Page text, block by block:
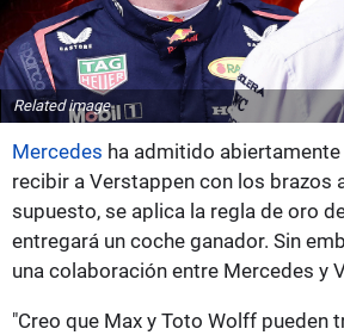
Related image
Mercedes ha admitido
recibir a Verstappen con los brazos
supuesto, se aplica la regla de oro
entregará un coche ganador. Sin
una colaboración entre Mercedes y
"Creo que Max y Toto Wolff pueden